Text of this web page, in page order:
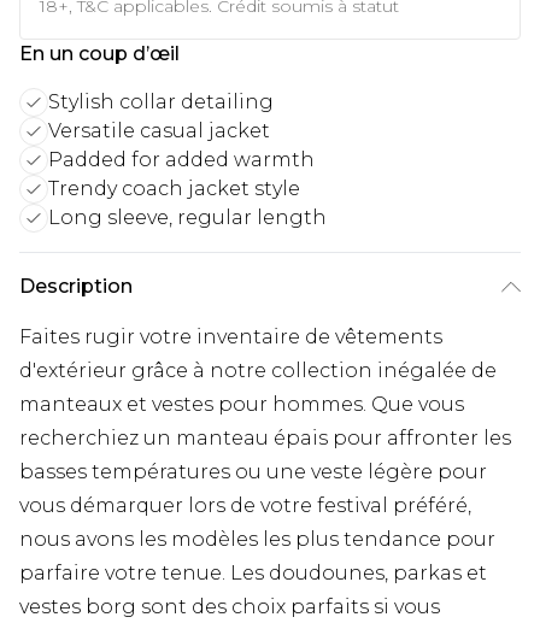
18+, T&C applicables. Crédit soumis à statut
En un coup d’œil
Stylish collar detailing
Versatile casual jacket
Padded for added warmth
Trendy coach jacket style
Long sleeve, regular length
Description
Faites rugir votre inventaire de vêtements
d'extérieur grâce à notre collection inégalée de
manteaux et vestes pour hommes. Que vous
recherchiez un manteau épais pour affronter les
basses températures ou une veste légère pour
vous démarquer lors de votre festival préféré,
nous avons les modèles les plus tendance pour
parfaire votre tenue. Les doudounes, parkas et
vestes borg sont des choix parfaits si vous